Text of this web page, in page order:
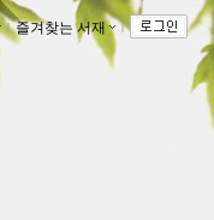
ｌ즐겨찾는 서재 ｌ